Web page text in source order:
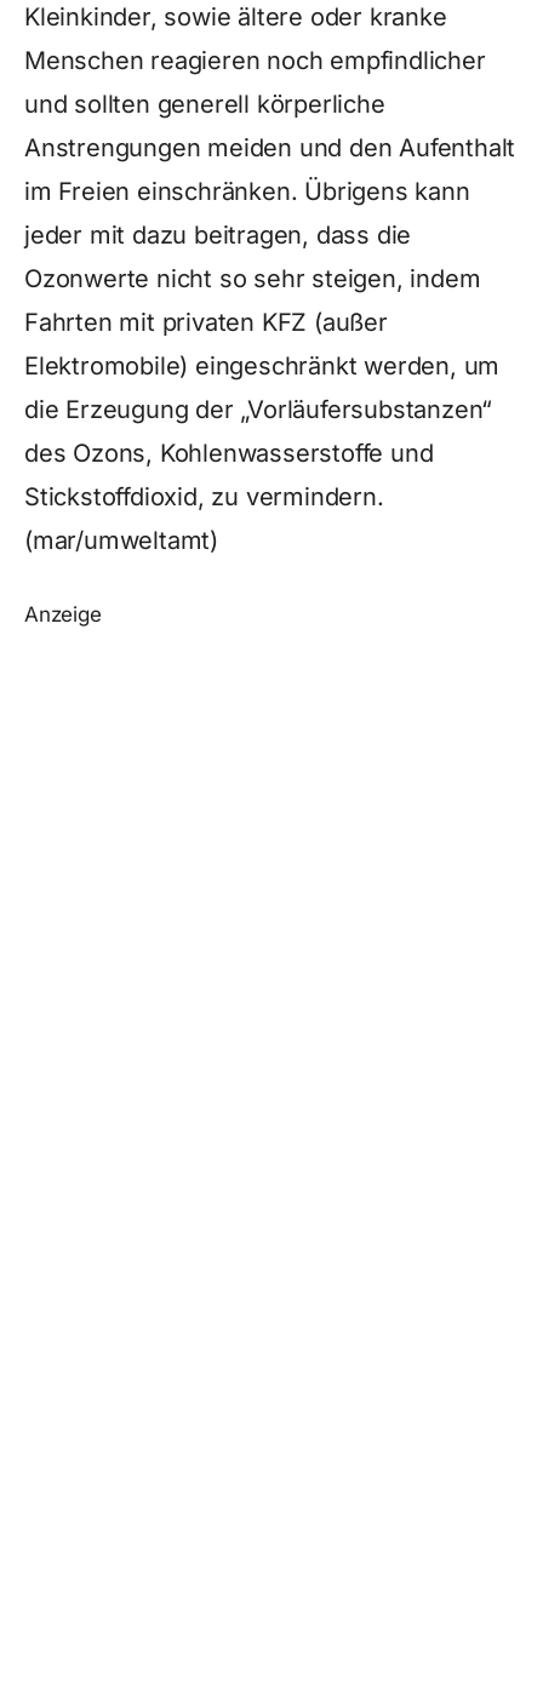
Kleinkinder, sowie ältere oder kranke
Menschen reagieren noch empfindlicher
und sollten generell körperliche
Anstrengungen meiden und den Aufenthalt
im Freien einschränken. Übrigens kann
jeder mit dazu beitragen, dass die
Ozonwerte nicht so sehr steigen, indem
Fahrten mit privaten KFZ (außer
Elektromobile) eingeschränkt werden, um
die Erzeugung der „Vorläufersubstanzen“
des Ozons, Kohlenwasserstoffe und
Stickstoffdioxid, zu vermindern.
(mar/umweltamt)
Anzeige